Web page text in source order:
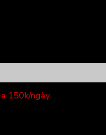
150k/ngày